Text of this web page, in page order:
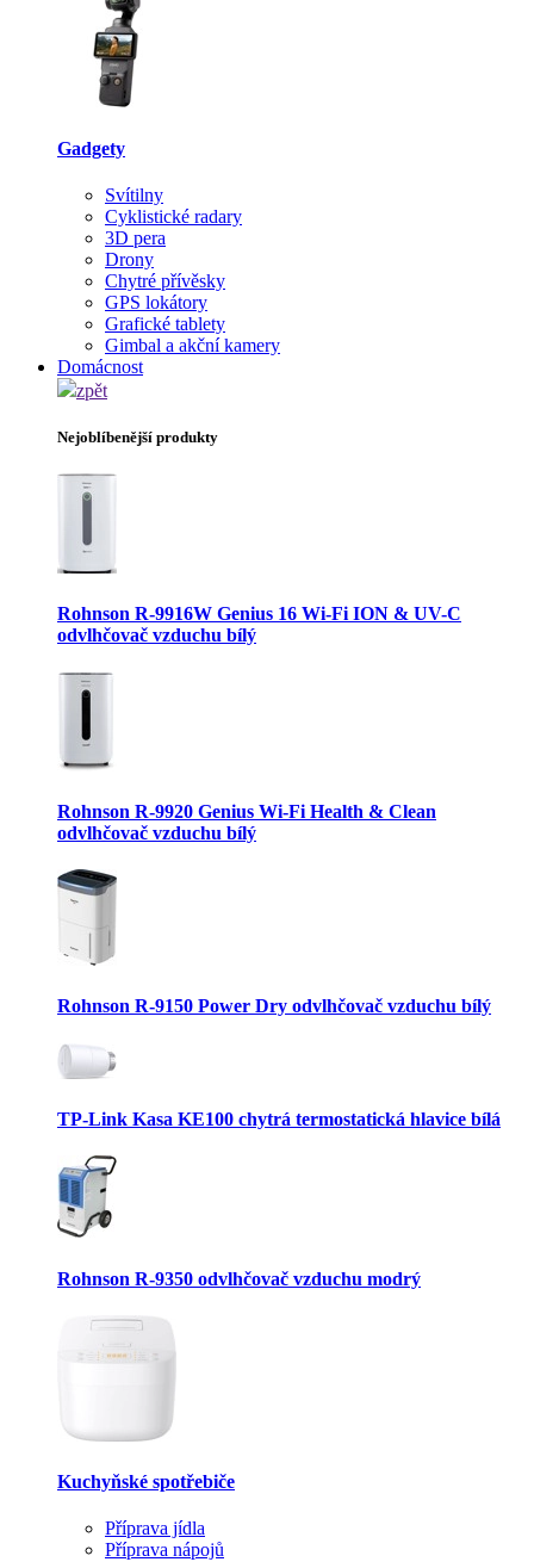
Gadgety
Svítilny
Cyklistické radary
3D pera
Drony
Chytré přívěsky
GPS lokátory
Grafické tablety
Gimbal a akční kamery
Domácnost
zpět
Nejoblíbenější produkty
Rohnson R-9916W Genius 16 Wi-Fi ION & UV-C
odvlhčovač vzduchu bílý
Rohnson R-9920 Genius Wi-Fi Health & Clean
odvlhčovač vzduchu bílý
Rohnson R-9150 Power Dry odvlhčovač vzduchu bílý
TP-Link Kasa KE100 chytrá termostatická hlavice bílá
Rohnson R-9350 odvlhčovač vzduchu modrý
Kuchyňské spotřebiče
Příprava jídla
Příprava nápojů